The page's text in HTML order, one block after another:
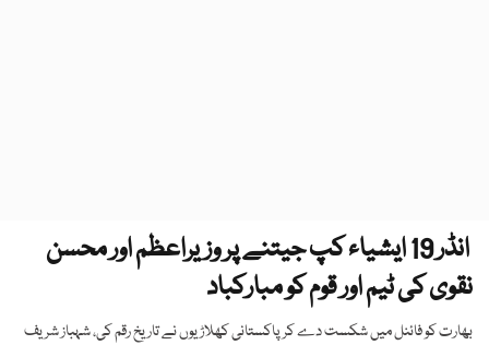
انڈر 19 ایشیاء کپ جیتنے پر وزیراعظم اور محسن
نقوی کی ٹیم اور قوم کو مبارکباد
بھارت کو فائنل میں شکست دے کر پاکستانی کھلاڑیوں نے تاریخ رقم کی، شہباز شریف